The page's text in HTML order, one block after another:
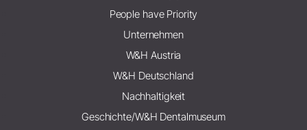
People have Priority
Unternehmen
W&H Austria
W&H Deutschland
Nachhaltigkeit
Geschichte/W&H Dentalmuseum